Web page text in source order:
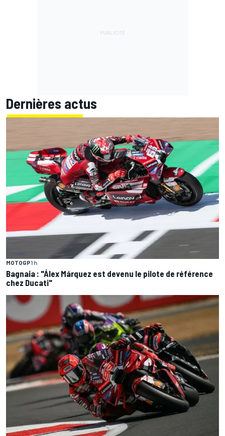
Dernières actus
MOTOGP1 h
Bagnaia : "Álex Márquez est devenu le pilote de référence
chez Ducati"